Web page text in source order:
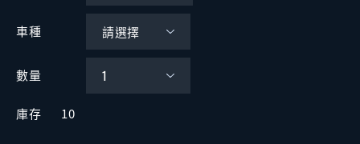
車種
數量
庫存 10